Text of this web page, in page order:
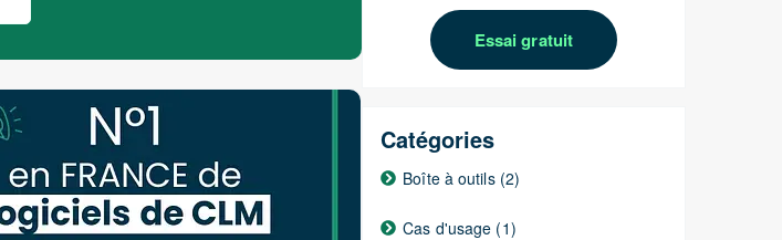
Essai gratuit
Catégories
Boîte à outils(2)
Cas d'usage (1)